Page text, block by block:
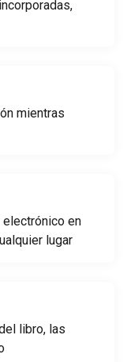
mientras
en
lugar
libro, las